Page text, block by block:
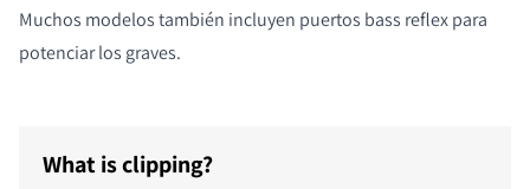
Muchos modelos también incluyen puertos bass reflex para
potenciar los graves.
What is clipping?